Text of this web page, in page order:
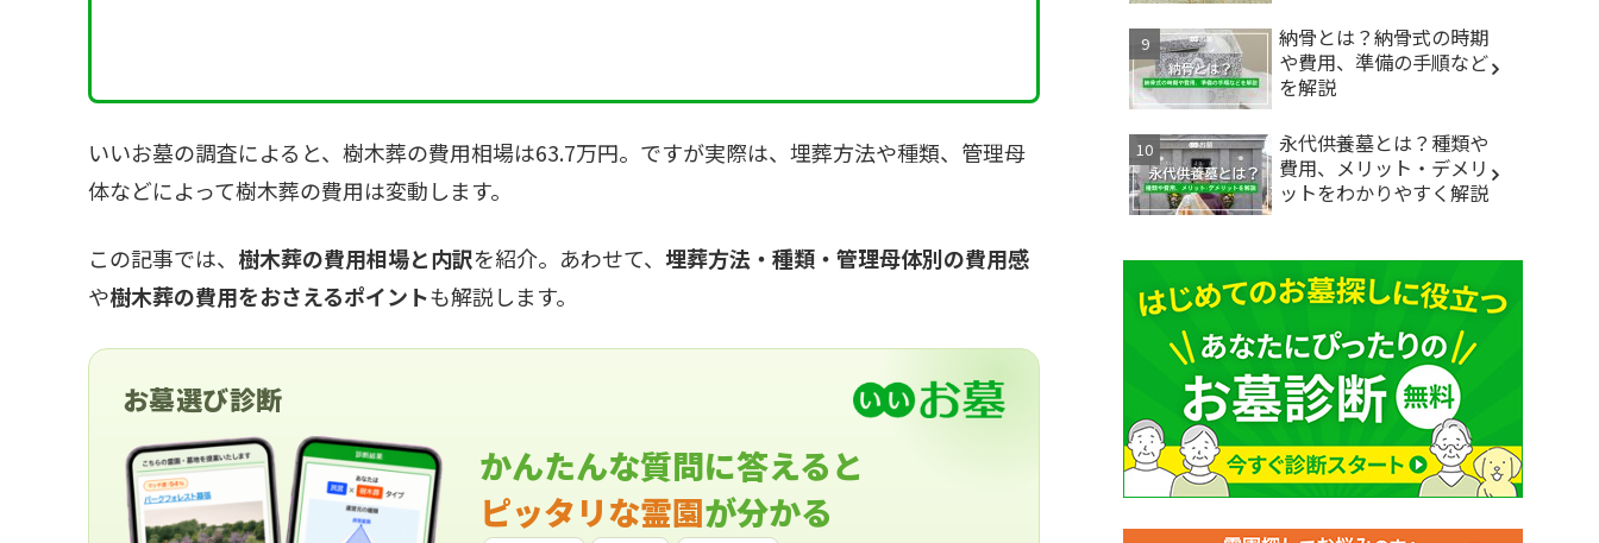
いいお墓の調査によると、樹木葬の費用相場は63.7万円。ですが実際は、埋葬方法や種類、管理母
体などによって樹木葬の費用は変動します。
この記事では、 樹木葬の費用相場と内訳を紹介。あわせて、 埋葬方法・種類・管理母体別の費用感
や樹木葬の費用をおさえるポイントも解説します。
お墓選び診断
かんたんな質問に答えると
ピッタリな霊園が分かる
納骨とは？納骨式の時期
や費用、準備の手順など
を解説
永代供養墓とは？種類や
費用、メリット・デメリ
ットをわかりやすく解説